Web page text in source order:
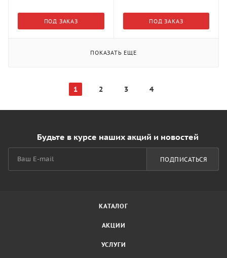
ПОД ЗАКАЗ ПОД ЗАКАЗ
ПОКАЗАТЬ ЕЩЕ
1 2 3 4
Будьте в курсе наших акций и новостей
ПОДПИСАТЬСЯ
КАТАЛОГ
АКЦИИ
УСЛУГИ